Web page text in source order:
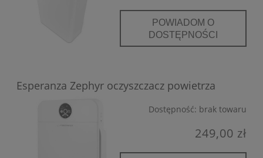
POWIADOM O
DOSTĘPNOŚCI
Esperanza Zephyr oczyszczacz powietrza
Dostępność: brak towaru
249,00 zł